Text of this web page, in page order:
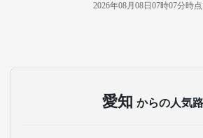
2026年08月08日07時07分時
愛知 からの人気